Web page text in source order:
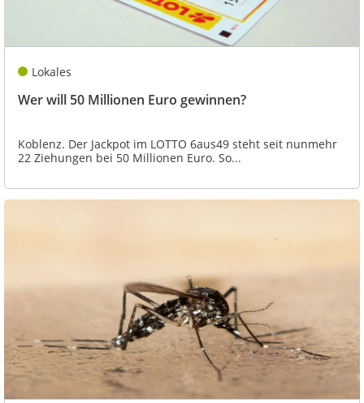
Lokales
Wer will 50 Millionen Euro gewinnen?
Koblenz. Der Jackpot im LOTTO 6aus49 steht seit nunmehr
22 Ziehungen bei 50 Millionen Euro. So...